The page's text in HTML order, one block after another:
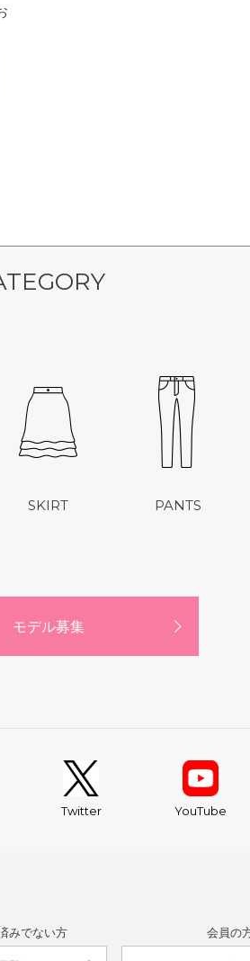
SKIRT PANTS
モデル募集
Twitter YouTube
みでない方 会員の